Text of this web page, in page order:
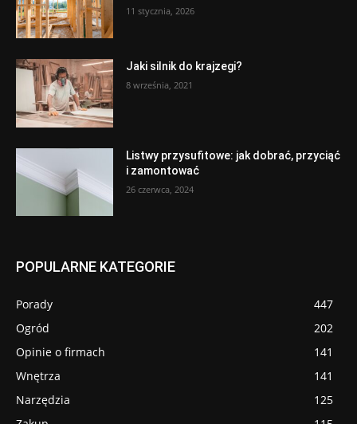
11 stycznia, 2026
Jaki silnik do krajzegi?
8 września, 2021
Listwy przysufitowe: jak dobrać, przyciąć
i zamontować
26 czerwca, 2024
POPULARNE KATEGORIE
Porady
447
Ogród
202
Opinie o firmach
141
Wnętrza
141
Narzędzia
125